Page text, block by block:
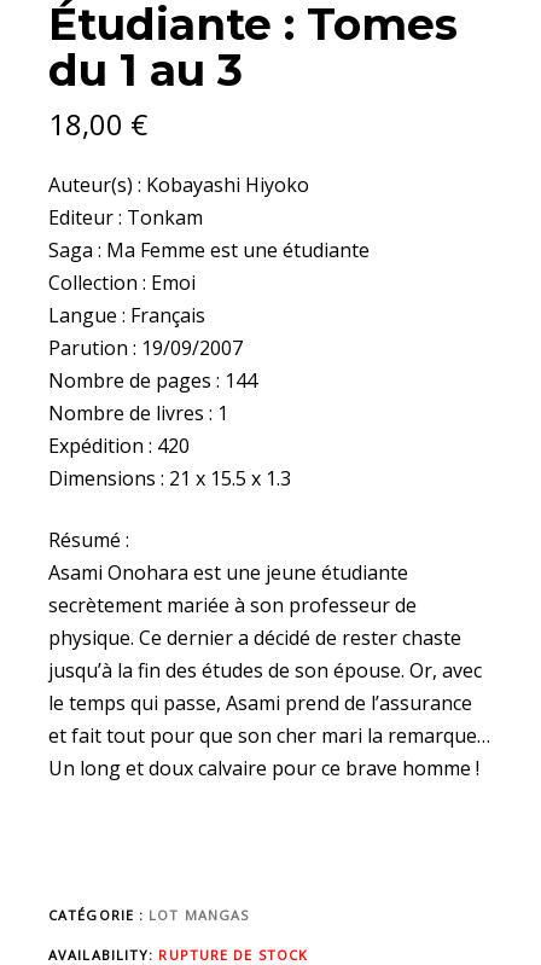
Étudiante : Tomes
du 1 au 3
18,00 €
Auteur(s) : Kobayashi Hiyoko
Editeur : Tonkam
Saga : Ma Femme est une étudiante
Collection : Emoi
Langue : Français
Parution : 19/09/2007
Nombre de pages : 144
Nombre de livres : 1
Expédition : 420
Dimensions : 21 x 15.5 x 1.3
Résumé :
Asami Onohara est une jeune étudiante
secrètement mariée à son professeur de
physique. Ce dernier a décidé de rester chaste
jusqu’à la fin des études de son épouse. Or, avec
le temps qui passe, Asami prend de l’assurance
et fait tout pour que son cher mari la remarque…
Un long et doux calvaire pour ce brave homme !
CATÉGORIE : LOT MANGAS
AVAILABILITY: RUPTURE DE STOCK